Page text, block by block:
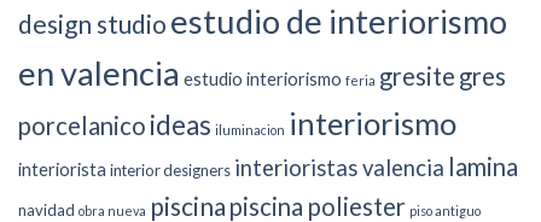
design studio estudio de interiorismo
en valencia estudio interiorismo feria gresite gres
porcelanico ideas iluminacion interiorismo
interiorista interior designers interioristas valencia lamina
navidad obra nueva piscina piscina poliester piso antiguo